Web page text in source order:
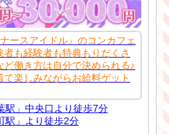
ースアイドル』のコンカフェ
も経験者も特典もりだくさ
ど働き方は自分で決められる♪
楽しみながらお給料ゲット
駅」中央口より徒歩7分
駅」より徒歩2分